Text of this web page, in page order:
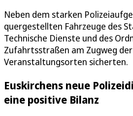
Neben dem starken
quergestellten Fahrzeuge des
Technische Dienste und des
Zufahrtsstraßen am Zugweg
Veranstaltungsorten sicherten.
Euskirchens neue
eine positive Bilanz